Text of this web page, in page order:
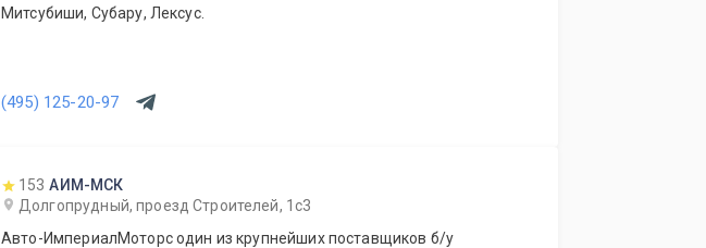
Митсубиши, Субару, Лексус.
(495) 125-20-97
153 АИМ-МСК
Долгопрудный, проезд Строителей, 1с3
Авто-ИмпериалМоторс один из крупнейших поставщиков б/у